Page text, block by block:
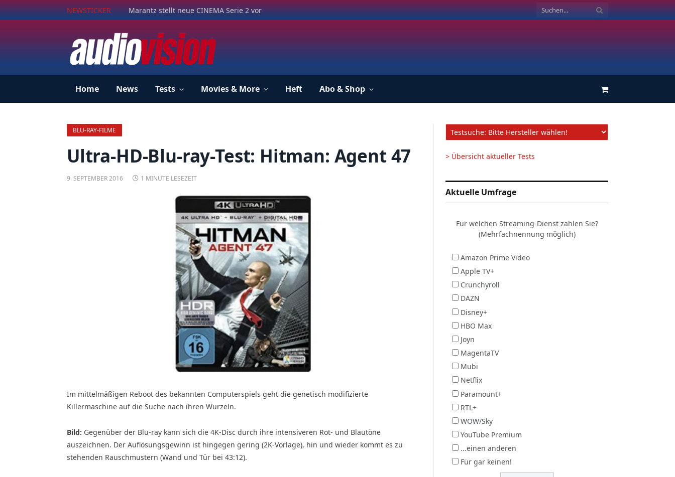
NEWSTICKER Marantz stellt neue CINEMA Serie 2 vor
Home News Tests Movies & More Heft Abo & Shop Einkaufswagen
BLU-RAY-FILME
Ultra-HD-Blu-ray-Test: Hitman: Agent 47
9. SEPTEMBER 2016 1 MINUTE LESEZEIT
Im mittelmäßigen Reboot des bekannten Computerspiels geht die genetisch modifizierte
Killermaschine auf die Suche nach ihren Wurzeln.
Bild: Gegenüber der Blu-ray kann sich die 4K-Disc durch ihre intensiveren Rot- und Blautöne
auszeichnen. Der Auflösungsgewinn ist hingegen gering (2K-Vorlage), hin und wieder kommt es zu
stehenden Rauschmustern (Wand und Tür bei 43:12).
> Übersicht aktueller Tests
Aktuelle Umfrage
Für welchen Streaming-Dienst zahlen Sie?
(Mehrfachnennung möglich)
Amazon Prime Video
Apple TV+
Crunchyroll
DAZN
Disney+
HBO Max
Joyn
MagentaTV
Mubi
Netflix
Paramount+
RTL+
WOW/Sky
YouTube Premium
...einen anderen
Für gar keinen!